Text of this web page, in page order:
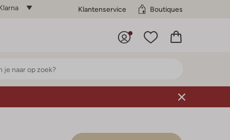
Klantenservice Boutiques